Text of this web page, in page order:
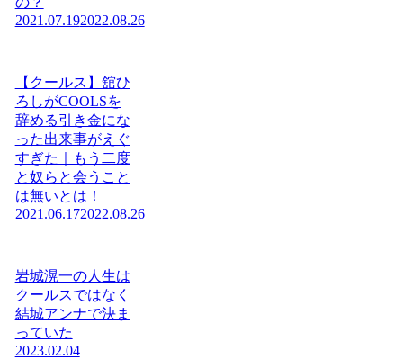
2021.07.192022.08.26
【クールス】舘ひ
ろしがCOOLSを
辞める引き金にな
った出来事がえぐ
すぎた｜もう二度
と奴らと会うこと
は無いとは！
2021.06.172022.08.26
岩城滉一の人生は
クールスではなく
結城アンナで決ま
っていた
2023.02.04